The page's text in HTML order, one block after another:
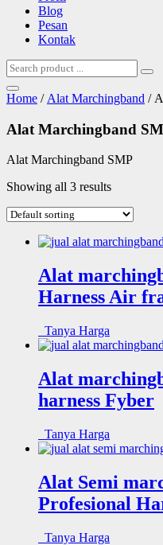
Blog
Pesan
Kontak
Home / Alat Marchingband /
Alat Marchingband
Alat Marchingband SMP
Showing all 3 results
Alat
Harness Air
Tanya Harga
Alat
harness Fyber
Tanya Harga
Alat Semi
Profesional
Tanya Harga